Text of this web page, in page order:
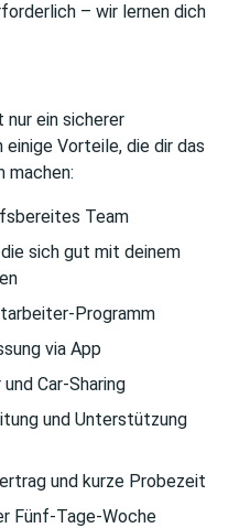
– wir lernen dich
ein sicherer
Vorteile, die dir das
machen:
Team
sich gut mit deinem
Programm
via App
Car-Sharing
und Unterstützung
und kurze Probezeit
Fünf-Tage-Woche